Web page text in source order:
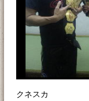
クネスカ